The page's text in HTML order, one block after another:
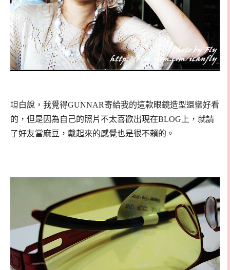
坦白說，我覺得GUNNAR寄給我的這款眼鏡造型還蠻好看
的，但是因為自己的照片不太喜歡出現在BLOG上，就請
了好友當麻豆，戴起來的感覺也是很不賴的。